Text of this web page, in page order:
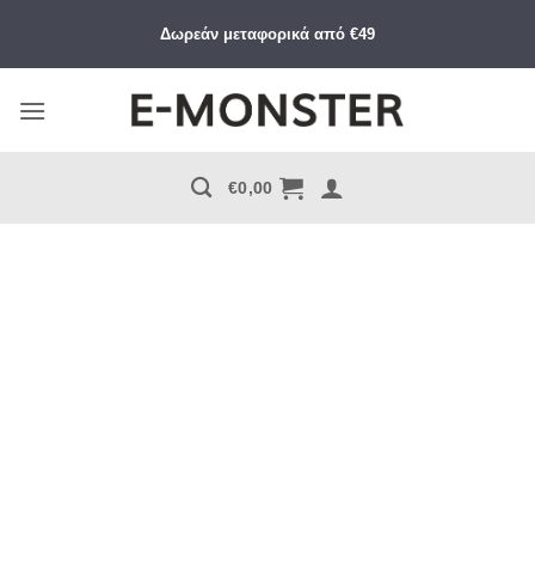
περιεχόμενο
Δωρεάν μεταφορικά από €49
€0,00